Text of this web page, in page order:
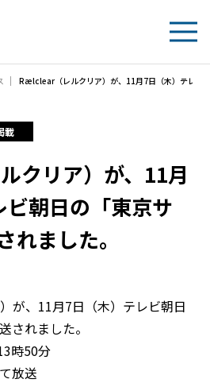
Rælclear（レルクリア）が、11月7日（木）テレビ
載
クリア）が、11月
朝日の「東京サ
れました。
が、11月7日（木）テレビ朝日
されました。
時50分
放送